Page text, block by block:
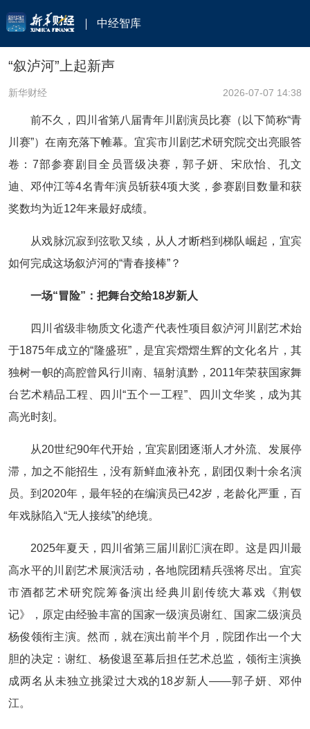
中经智库
“叙泸河”上起新声
新华财经 2026-07-07 14:38
前不久，四川省第八届青年川剧演员比赛（以下简称“青
川赛”）在南充落下帷幕。宜宾市川剧艺术研究院交出亮眼答
卷：7部参赛剧目全员晋级决赛，郭子妍、宋欣怡、孔文
迪、邓仲江等4名青年演员斩获4项大奖，参赛剧目数量和获
奖数均为近12年来最好成绩。
从戏脉沉寂到弦歌又续，从人才断档到梯队崛起，宜宾
如何完成这场叙泸河的“青春接棒”？
一场“冒险”：把舞台交给18岁新人
四川省级非物质文化遗产代表性项目叙泸河川剧艺术始
于1875年成立的“隆盛班”，是宜宾熠熠生辉的文化名片，其
独树一帜的高腔曾风行川南、辐射滇黔，2011年荣获国家舞
台艺术精品工程、四川“五个一工程”、四川文华奖，成为其
高光时刻。
从20世纪90年代开始，宜宾剧团逐渐人才外流、发展停
滞，加之不能招生，没有新鲜血液补充，剧团仅剩十余名演
员。到2020年，最年轻的在编演员已42岁，老龄化严重，百
年戏脉陷入“无人接续”的绝境。
2025年夏天，四川省第三届川剧汇演在即。这是四川最
高水平的川剧艺术展演活动，各地院团精兵强将尽出。宜宾
市酒都艺术研究院筹备演出经典川剧传统大幕戏《荆钗
记》，原定由经验丰富的国家一级演员谢红、国家二级演员
杨俊领衔主演。然而，就在演出前半个月，院团作出一个大
胆的决定：谢红、杨俊退至幕后担任艺术总监，领衔主演换
成两名从未独立挑梁过大戏的18岁新人——郭子妍、邓仲
江。